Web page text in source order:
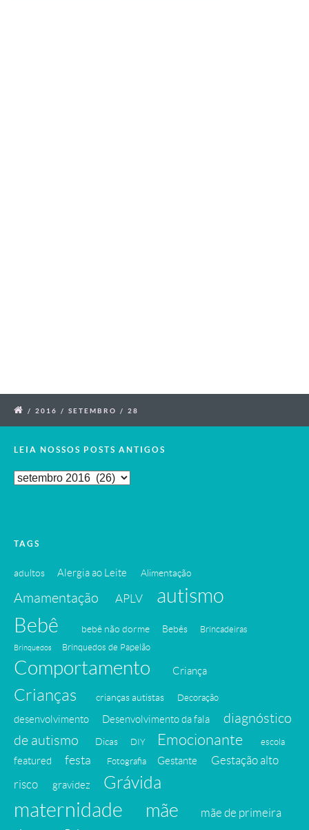
/ 2016 / SETEMBRO / 28
LEIA NOSSOS POSTS ANTIGOS
Leia
TAGS
adultos Alergia ao Leite Alimentação
Amamentação APLV
autismo
Bebê
bebê não dorme Bebês Brincadeiras
Brinquedos Brinquedos de Papelão
Comportamento Criança
Crianças crianças autistas Decoração
desenvolvimento Desenvolvimento da fala
diagnóstico
de autismo
Dicas DIY Emocionante escola
featured festa Fotografia Gestante
Gestação alto
risco
gravidez Grávida
maternidade mãe
mãe de primeira